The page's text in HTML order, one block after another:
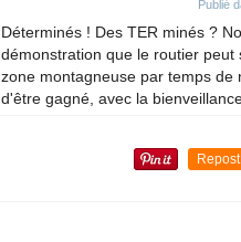
Publié
Déterminés ! Des TER minés ?
démonstration que le routier
zone montagneuse par temps de
d'être gagné, avec la
Repost